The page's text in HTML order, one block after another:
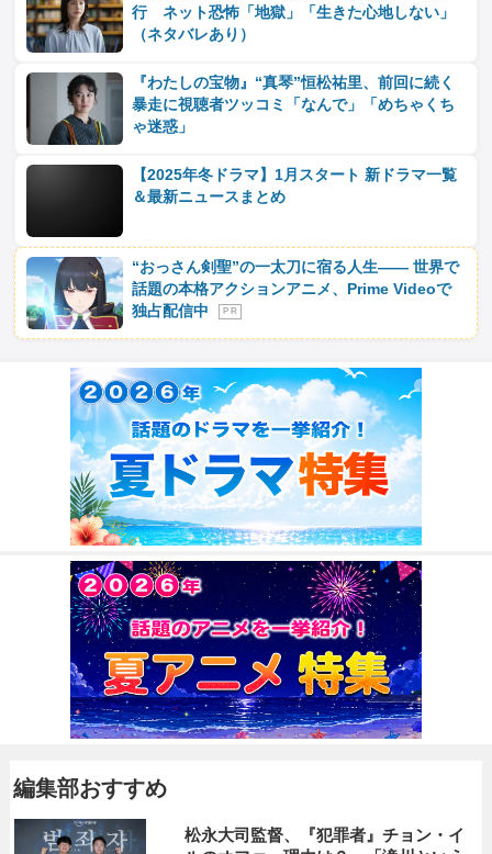
行 ネット恐怖「地獄」「生きた心地しない」
（ネタバレあり）
『わたしの宝物』“真琴”恒松祐里、前回に続く
暴走に視聴者ツッコミ「なんで」「めちゃくち
ゃ迷惑」
【2025年冬ドラマ】1月スタート 新ドラマ一覧
＆最新ニュースまとめ
“おっさん剣聖”の一太刀に宿る人生―― 世界で
話題の本格アクションアニメ、Prime Videoで
独占配信中
P R
編集部おすすめ
松永大司監督、『犯罪者』チョン・イ